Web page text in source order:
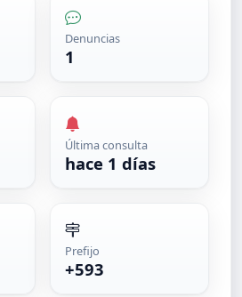
Denuncias
1
Última consulta
hace 1 días
Prefijo
+593